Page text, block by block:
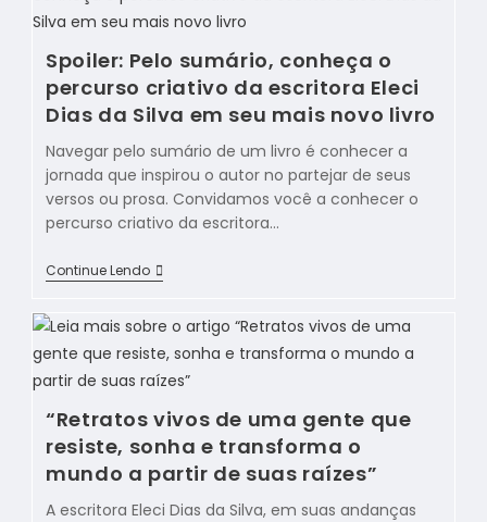
Spoiler: Pelo sumário, conheça o
percurso criativo da escritora Eleci
Dias da Silva em seu mais novo livro
Navegar pelo sumário de um livro é conhecer a
jornada que inspirou o autor no partejar de seus
versos ou prosa. Convidamos você a conhecer o
percurso criativo da escritora…
Continue Lendo
“Retratos vivos de uma gente que
resiste, sonha e transforma o
mundo a partir de suas raízes”
A escritora Eleci Dias da Silva, em suas andanças